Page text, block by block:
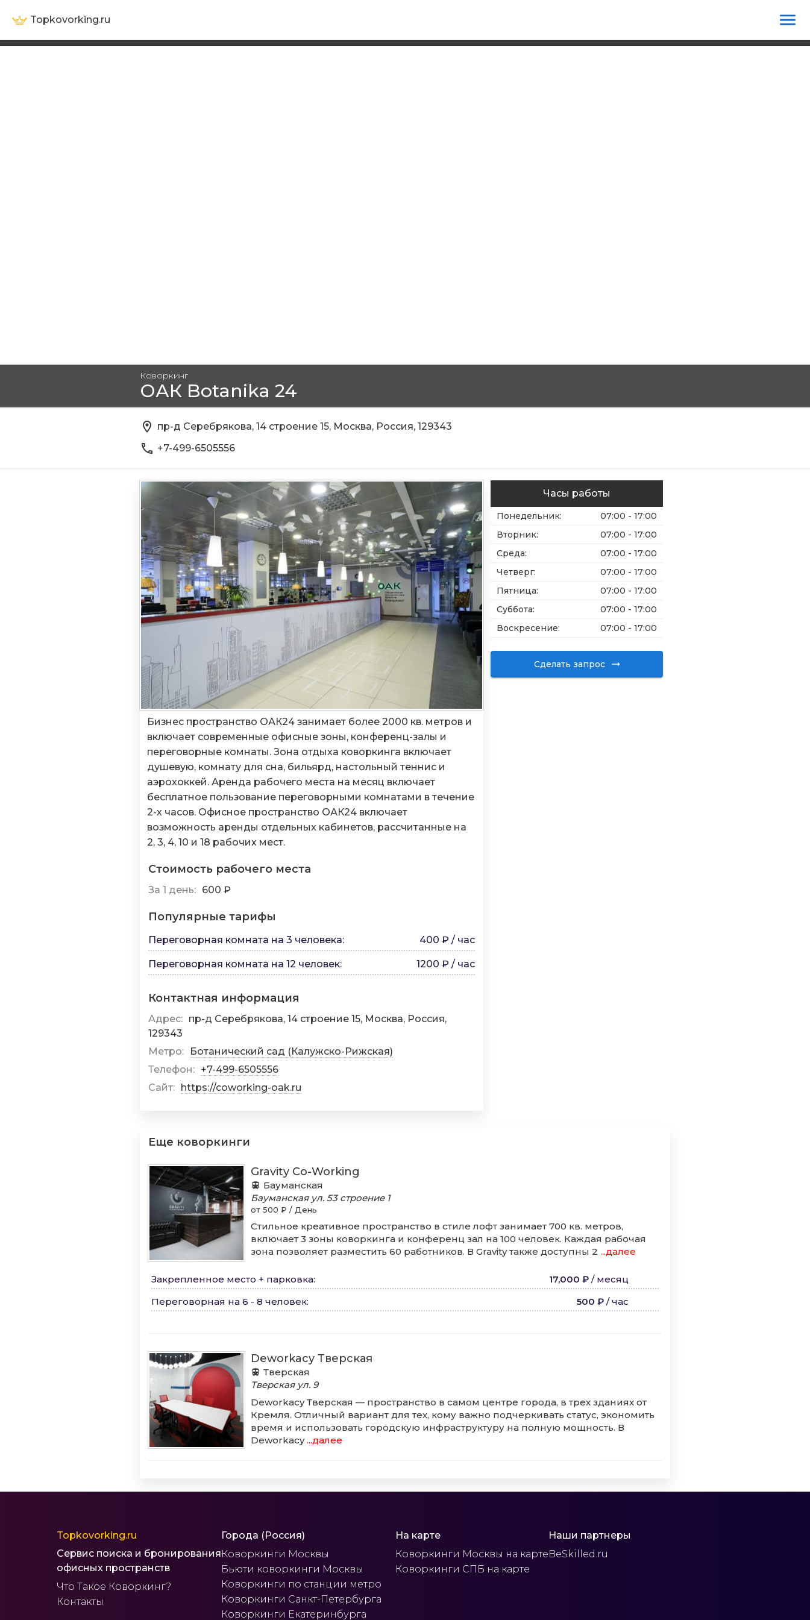
Topkovorking.ru
Коворкинг
ОАК Botanika 24
пр-д Серебрякова, 14 строение 15, Москва, Россия, 129343
+7-499-6505556
Бизнес пространство ОАК24 занимает более 2000 кв. метров и
включает современные офисные зоны, конференц-залы и
переговорные комнаты. Зона отдыха коворкинга включает
душевую, комнату для сна, бильярд, настольный теннис и
аэрохоккей. Аренда рабочего места на месяц включает
бесплатное пользование переговорными комнатами в течение
2-х часов. Офисное пространство ОАК24 включает
возможность аренды отдельных кабинетов, рассчитанные на
2, 3, 4, 10 и 18 рабочих мест.
Стоимость рабочего места
За 1 день: 600 ₽
Популярные тарифы
Переговорная комната на 3 человека: 400 ₽ / час
Переговорная комната на 12 человек: 1200 ₽ / час
Контактная информация
Адрес: пр-д Серебрякова, 14 строение 15, Москва, Россия,
129343
Метро:
Ботанический сад (Калужско-Рижская)
Телефон: +7-499-6505556
Сайт:
https://coworking-oak.ru
Часы работы
Понедельник:
07:00 - 17:00
Вторник:
07:00 - 17:00
Среда:
07:00 - 17:00
Четверг:
07:00 - 17:00
Пятница:
07:00 - 17:00
Суббота:
07:00 - 17:00
Воскресение: 07:00 - 17:00
Сделать запрос
Еще коворкинги
Gravity Co-Working
Бауманская
Бауманская ул. 53 строение 1
от 500 ₽ / День
Стильное креативное пространство в стиле лофт занимает 700 кв. метров,
включает 3 зоны коворкинга и конференц зал на 100 человек. Каждая рабочая
зона позволяет разместить 60 работников. В Gravity также доступны 2 ...далее
Закрепленное место + парковка: 17,000 ₽ / месяц
Переговорная на 6 - 8 человек: 500 ₽ / час
Deworkacy Тверская
Тверская
Тверская ул. 9
Deworkacy Тверская — пространство в самом центре города, в трех зданиях от
Кремля. Отличный вариант для тех, кому важно подчеркивать статус, экономить
время и использовать городскую инфраструктуру на полную мощность. В
Deworkacy...далее
Topkovorking.ru
Сервис поиска и бронирования
офисных пространств
Что Такое Коворкинг?
Контакты
Города (Россия)
Коворкинги Москвы
Бьюти коворкинги Москвы
Коворкинги по станции метро
Коворкинги Санкт-Петербурга
Коворкинги Екатеринбурга
На карте
Коворкинги Москвы на карте
Коворкинги СПБ на карте
Наши партнеры
BeSkilled.ru